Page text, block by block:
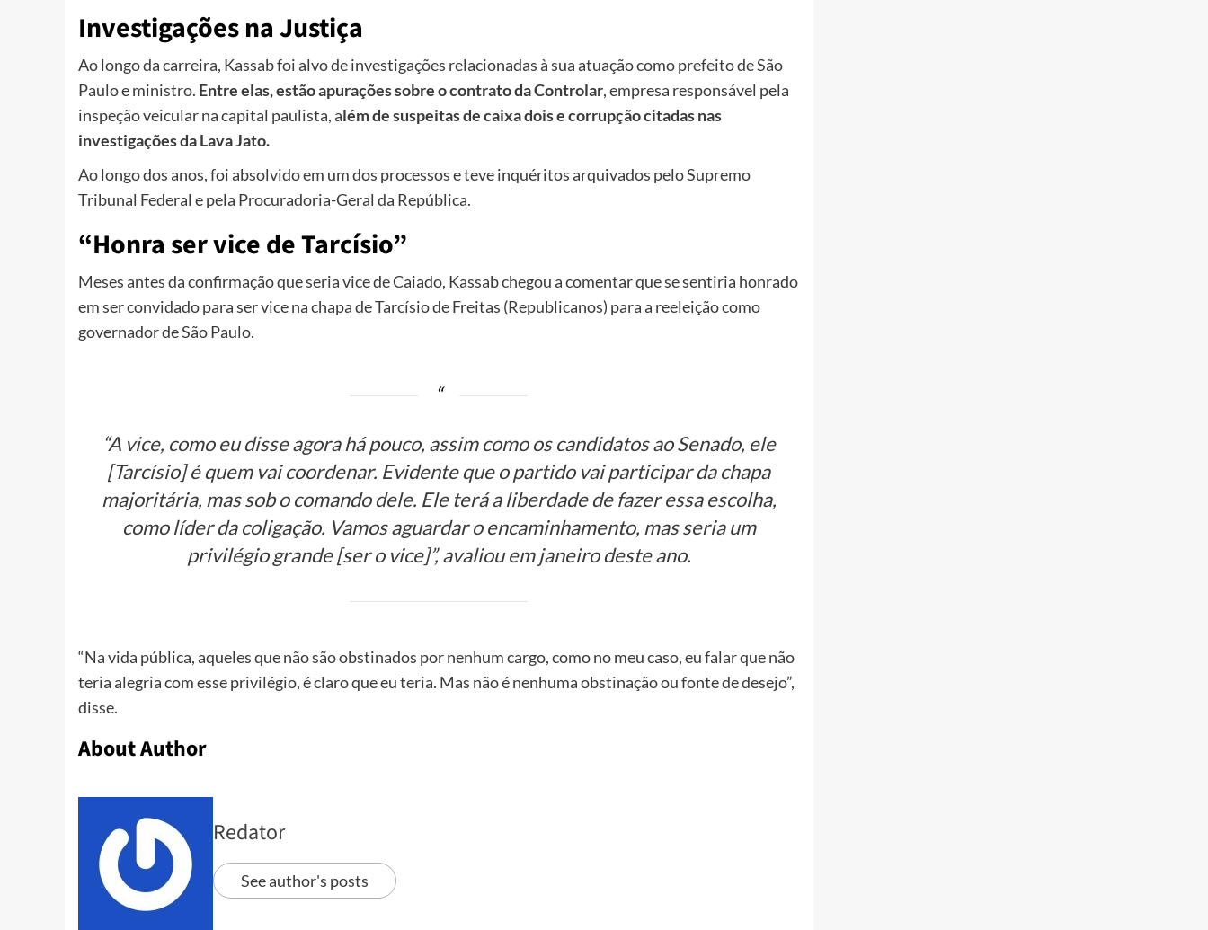
Investigações na Justiça
Ao longo da carreira, Kassab foi alvo de investigações relacionadas à sua atuação como prefeito de São
Paulo e ministro. Entre elas, estão apurações sobre o contrato da Controlar, empresa responsável pela
inspeção veicular na capital paulista, além de suspeitas de caixa dois e corrupção citadas nas
investigações da Lava Jato.
Ao longo dos anos,foi absolvido em um dos processos e teve inquéritos arquivados pelo Supremo
Tribunal Federal e pela Procuradoria-Geral da República.
“Honra ser vice de Tarcísio”
Meses antes da confirmação que seria vice de Caiado, Kassab chegou a comentar que se sentiria honrado
em ser convidado para ser vice na chapa de Tarcísio de Freitas (Republicanos) para a reeleição como
governador de São Paulo.
“A vice, como eu disse agora há pouco, assim como os candidatos ao Senado, ele
[Tarcísio] é quem vai coordenar. Evidente que o partido vai participar da chapa
majoritária, mas sob o comando dele. Ele terá a liberdade de fazer essa escolha,
como líder da coligação. Vamos aguardar o encaminhamento, mas seria um
privilégio grande [ser o vice]”, avaliou em janeiro deste ano.
“Na vida pública, aqueles que não são obstinados por nenhum cargo, como no meu caso, eu falar que não
teria alegria com esse privilégio, é claro que eu teria. Mas não é nenhuma obstinação ou fonte de desejo”,
disse.
About Author
Redator
See author's posts